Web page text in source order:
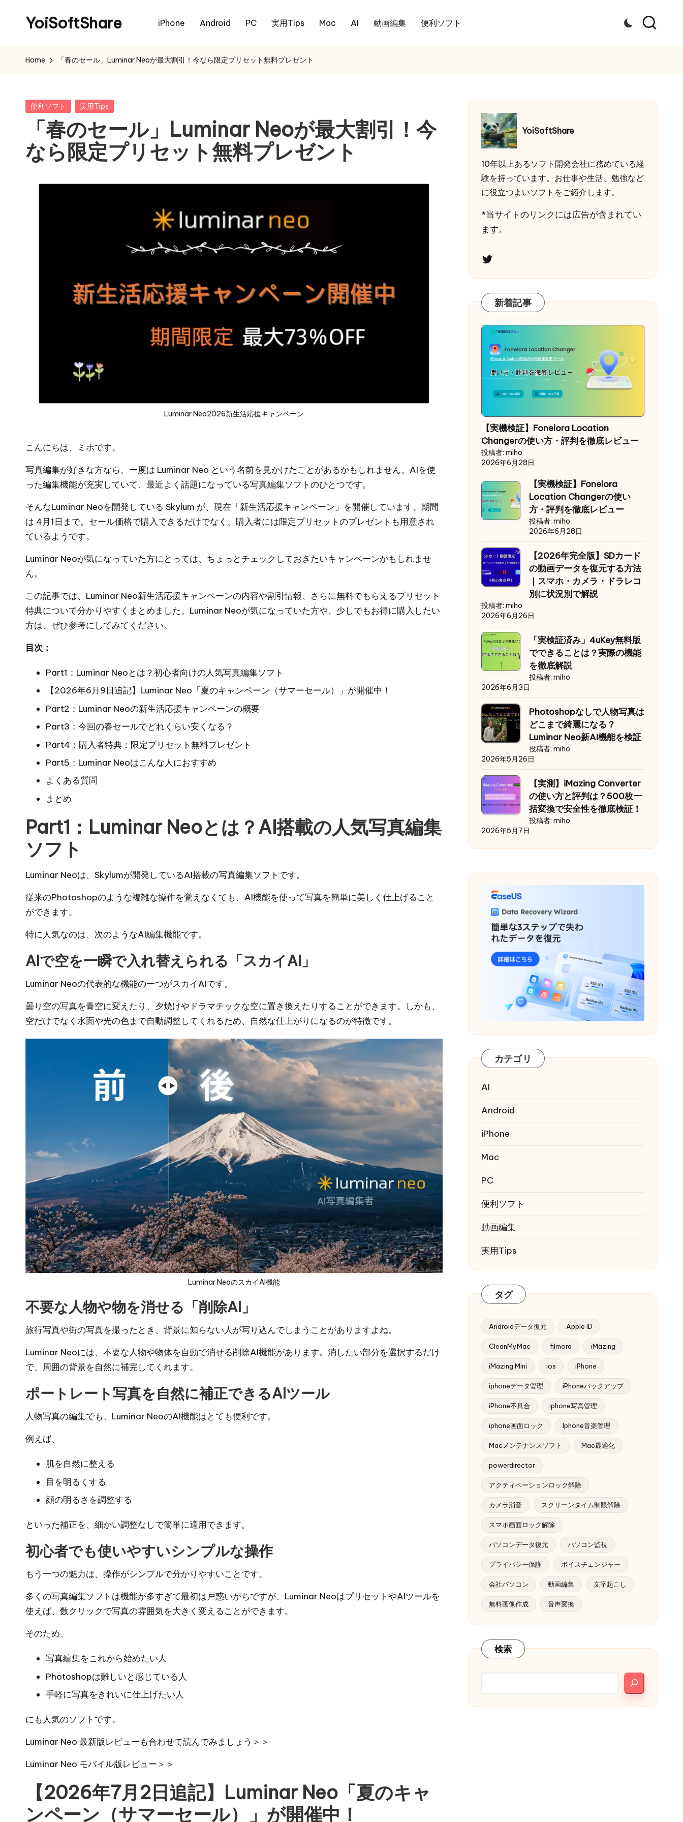
YoiSoftShare iPhone Android PC 実用Tips Mac AI 動画編集 便利ソフト
Home 「春のセール」Luminar Neoが最大割引！今なら限定プリセット無料プレゼント
Posted
便利ソフト 実用Tips
「春のセール」Luminar Neoが最大割引！今
なら限定プリセット無料プレゼント
Luminar Neo2026新生活応援キャンペーン
こんにちは、ミホです。
写真編集が好きな方なら、一度は Luminar Neo という名前を見かけたことがあるかもしれません。AIを使
った編集機能が充実していて、最近よく話題になっている写真編集ソフトのひとつです。
そんなLuminar Neoを開発している Skylum が、現在「新生活応援キャンペーン」を開催しています。期間
は 4月1日まで。セール価格で購入できるだけでなく、購入者には限定プリセットのプレゼントも用意され
ているようです。
Luminar Neoが気になっていた方にとっては、ちょっとチェックしておきたいキャンペーンかもしれませ
ん。
この記事では、Luminar Neo新生活応援キャンペーンの内容や割引情報、さらに無料でもらえるプリセット
特典について分かりやすくまとめました。Luminar Neoが気になっていた方や、少しでもお得に購入したい
方は、ぜひ参考にしてみてください。
目次：
Part1：Luminar Neoとは？初心者向けの人気写真編集ソフト
【2026年6月9日追記】Luminar Neo「夏のキャンペーン（サマーセール）」が開催中！
Part2：Luminar Neoの新生活応援キャンペーンの概要
Part3：今回の春セールでどれくらい安くなる？
Part4：購入者特典：限定プリセット無料プレゼント
Part5：Luminar Neoはこんな人におすすめ
よくある質問
まとめ
Part1：Luminar Neoとは？AI搭載の人気写真編集
ソフト
Luminar Neoは、Skylumが開発しているAI搭載の写真編集ソフトです。
従来のPhotoshopのような複雑な操作を覚えなくても、AI機能を使って写真を簡単に美しく仕上げること
ができます。
特に人気なのは、次のようなAI編集機能です。
AIで空を一瞬で入れ替えられる「スカイAI」
Luminar Neoの代表的な機能の一つがスカイAIです。
曇り空の写真を青空に変えたり、夕焼けやドラマチックな空に置き換えたりすることができます。しかも、
空だけでなく水面や光の色まで自動調整してくれるため、自然な仕上がりになるのが特徴です。
Luminar NeoのスカイAI機能
不要な人物や物を消せる「削除AI」
旅行写真や街の写真を撮ったとき、背景に知らない人が写り込んでしまうことがありますよね。
Luminar Neoには、不要な人物や物体を自動で消せる削除AI機能があります。消したい部分を選択するだけ
で、周囲の背景を自然に補完してくれます。
ポートレート写真を自然に補正できるAIツール
人物写真の編集でも、Luminar NeoのAI機能はとても便利です。
例えば、
肌を自然に整える
目を明るくする
顔の明るさを調整する
といった補正を、細かい調整なしで簡単に適用できます。
初心者でも使いやすいシンプルな操作
もう一つの魅力は、操作がシンプルで分かりやすいことです。
多くの写真編集ソフトは機能が多すぎて最初は戸惑いがちですが、Luminar NeoはプリセットやAIツールを
使えば、数クリックで写真の雰囲気を大きく変えることができます。
そのため、
写真編集をこれから始めたい人
Photoshopは難しいと感じている人
手軽に写真をきれいに仕上げたい人
にも人気のソフトです。
Luminar Neo 最新版レビューも合わせて読んでみましょう＞＞
Luminar Neo モバイル版レビュー ＞＞
【2026年7月2日追記】Luminar Neo「夏のキャ
ンペーン（サマーセール）」が開催中！
YoiSoftShare
10年以上あるソフト開発会社に務めている経
験を持っています。お仕事や生活、勉強など
に役立つよいソフトをご紹介します。
*当サイトのリンクには広告が含まれてい
ます。
Twitter
新着記事
【実機検証】Fonelora Location
Changerの使い方・評判を徹底レビュー
投稿者: miho
2026年6月28日
【実機検証】Fonelora
Location Changerの使い
方・評判を徹底レビュー
投稿者: miho
2026年6月28日
【2026年完全版】SDカード
の動画データを復元する方法
｜スマホ・カメラ・ドラレコ
別に状況別で解説
投稿者: miho
2026年6月26日
「実検証済み」4uKey無料版
でできることは？実際の機能
を徹底解説
投稿者: miho
2026年6月3日
Photoshopなしで人物写真は
どこまで綺麗になる？
Luminar Neo新AI機能を検証
投稿者: miho
2026年5月26日
【実測】iMazing Converter
の使い方と評判は？500枚一
括変換で安全性を徹底検証！
投稿者: miho
2026年5月7日
カテゴリ
AI
Android
iPhone
Mac
PC
便利ソフト
動画編集
実用Tips
タグ
Androidデータ復元 Apple ID
CleanMyMac filmora iMazing
iMazing Mini ios iPhone
iphoneデータ管理 iPhoneバックアップ
iPhone不具合 iphone写真管理
iphone画面ロック Iphone音楽管理
Macメンテナンスソフト Mac最適化
powerdirector
アクティベーションロック解除
カメラ消音 スクリーンタイム制限解除
スマホ画面ロック解除
パソコンデータ復元 パソコン監視
プライバシー保護 ボイスチェンジャー
会社パソコン 動画編集 文字起こし
無料画像作成 音声変換
検索